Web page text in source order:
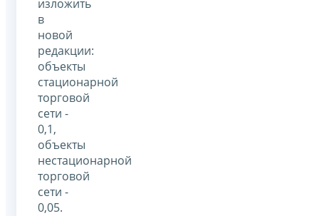
изложить
в
новой
редакции:
объекты
стационарной
торговой
сети -
0,1,
объекты
нестационарной
торговой
сети -
0,05.